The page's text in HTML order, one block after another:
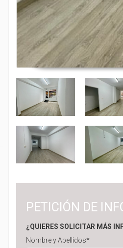
PETICIÓN DE
¿QUIERES SOLICITAR MÁS
Nombre y Apellidos*